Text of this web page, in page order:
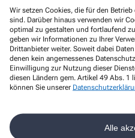
Wir setzen Cookies, die für den
sind. Darüber hinaus verwenden wir
optimal zu gestalten und fortlaufend
geben wir Informationen zu Ihrer
Drittanbieter weiter. Soweit dabei
denen kein angemessenes
Einwilligung zur Nutzung dieser
diesen Ländern gem. Artikel 49 Abs. 1
können Sie unserer
Alle
Marien Apotheke
Poststr. 11,26689 Apen
04489 1291
04489 3900